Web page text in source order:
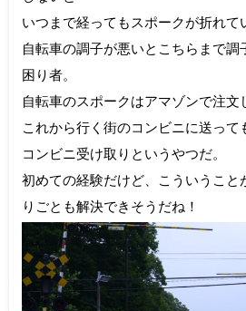
いつまで経ってもスポークが折れて
自転車の調子が悪いとこちらまで調
困り者。
自転車のスポークはアマゾンで注文
これから行く街のコンビニに送って
コンビニ受け取りというやつだ。
初めての経験だけど、こういうこと
りごとも解決できそうだね！